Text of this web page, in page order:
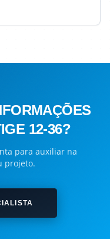
12-36?
para auxiliar na
projeto.